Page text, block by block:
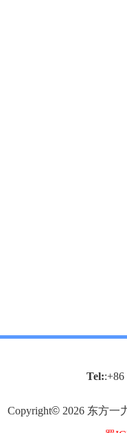
Tel::+86
Copyright© 2026 东方一